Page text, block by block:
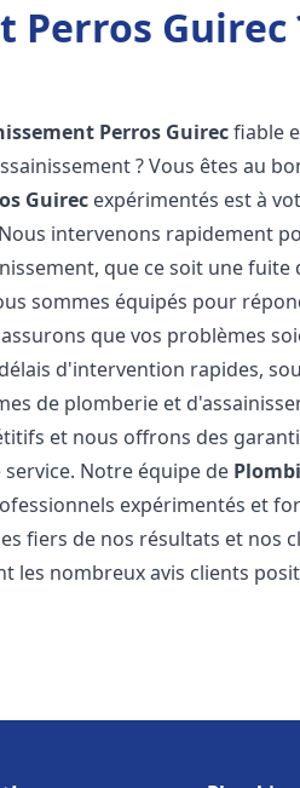
Perros Guirec
Perros Guirecfiable
? Vous êtes au
Guirec expérimentés est à
intervenons rapidement
que ce soit une fuite
sommes équipés pour
que vos problèmes
d'intervention rapides,
de plomberie et
et nous offrons des
Notre équipe de
expérimentés et
fiers de nos résultats et nos
les nombreux avis clients